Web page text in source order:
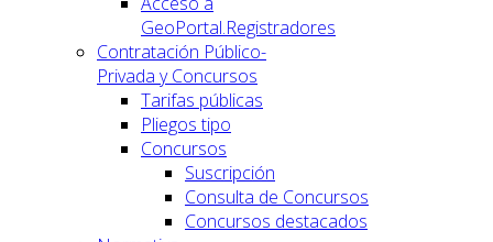
GeoPortal.Registradores
Contratación Público-
Privada y Concursos
Tarifas públicas
Pliegos tipo
Concursos
Suscripción
Consulta de Concursos
Concursos destacados